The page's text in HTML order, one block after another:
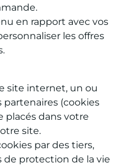
en rapport avec vos
les offres
site internet, un ou
partenaires (cookies
placés dans votre
site.
par des tiers,
protection de la vie